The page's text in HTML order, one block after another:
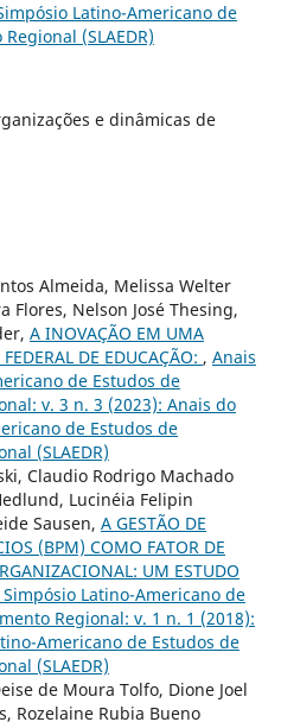
Latino-Americano de
(SLAEDR)
e dinâmicas de
Almeida, Melissa Welter
Flores, Nelson José Thesing,
A INOVAÇÃO EM UMA
DE EDUCAÇÃO: , Anais
de Estudos de
v. 3 n. 3 (2023): Anais do
de Estudos de
(SLAEDR)
Claudio Rodrigo Machado
Lucinéia Felipin
Sausen, A GESTÃO DE
(BPM) COMO FATOR DE
UM ESTUDO
Latino-Americano de
Regional: v. 1 n. 1 (2018):
Americano de Estudos de
(SLAEDR)
de Moura Tolfo, Dione Joel
Rozelaine Rubia Bueno